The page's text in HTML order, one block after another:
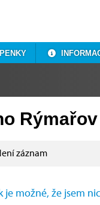
Rýmařov
záznam
je možné, že jsem